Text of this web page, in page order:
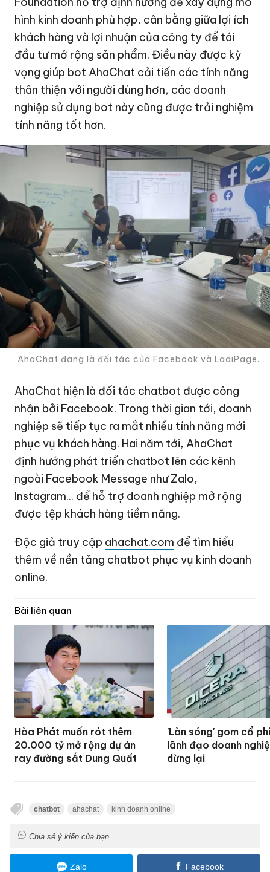
hình kinh doanh phù hợp, cân bằng giữa lợi ích
khách hàng và lợi nhuận của công ty để tái
đầu tư mở rộng sản phẩm. Điều này được kỳ
vọng giúp bot AhaChat cải tiến các tính năng
thân thiện với người dùng hơn, các doanh
nghiệp sử dụng bot này cũng được trải nghiệm
tính năng tốt hơn.
AhaChat đang là đối tác của Facebook và LadiPage.
AhaChat hiện là đối tác chatbot được công
nhận bởi Facebook. Trong thời gian tới, doanh
nghiệp sẽ tiếp tục ra mắt nhiều tính năng mới
phục vụ khách hàng. Hai năm tới, AhaChat
định hướng phát triển chatbot lên các kênh
ngoài Facebook Message như Zalo,
Instagram... để hỗ trợ doanh nghiệp mở rộng
được tệp khách hàng tiềm năng.
Độc giả truy cập ahachat.com để tìm hiểu
thêm về nền tảng chatbot phục vụ kinh doanh
online.
Bài liên quan
Hòa Phát muốn rót thêm
20.000 tỷ mở rộng dự án
ray đường sắt Dung Quất
'Làn sóng' gom cổ
lãnh đạo doanh
dừng lại
chatbot ahachat kinh doanh online
Chia sẻ ý kiến của bạn...
Zalo Facebook